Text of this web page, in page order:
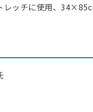
レッチに使用、